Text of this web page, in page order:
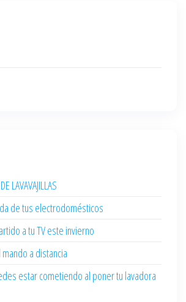
LAVAVAJILLAS
de tus electrodomésticos
a tu TV este invierno
a distancia
estar cometiendo al poner tu lavadora